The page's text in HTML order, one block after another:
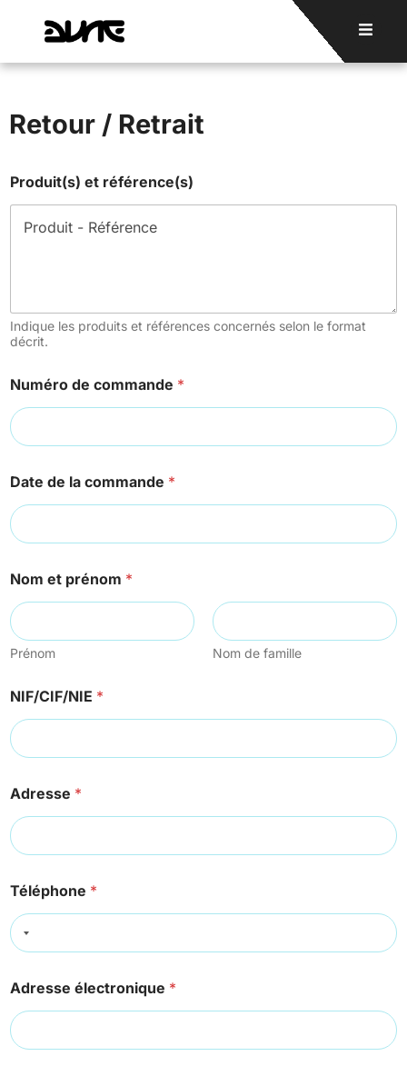
Retour / Retrait
Produit(s) et référence(s)
Indique les produits et références concernés selon le format
décrit.
Numéro de commande *
Date de la commande *
Nom et prénom *
Prénom Nom de famille
NIF/CIF/NIE *
Adresse *
Téléphone *
Adresse électronique *